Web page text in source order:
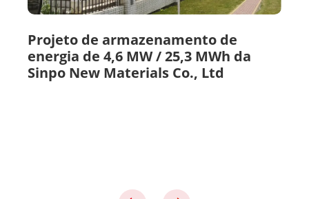
Projeto de armazenamento de
energia de 4,6 MW / 25,3 MWh da
Sinpo New Materials Co., Ltd